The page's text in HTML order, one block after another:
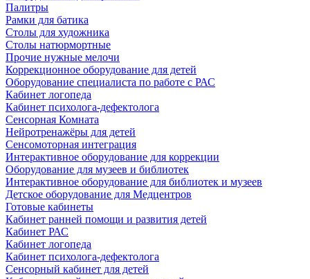
Палитры
Рамки для батика
Столы для художника
Столы натюрмортные
Прочие нужные мелочи
Коррекционное оборудование для детей
Оборудование специалиста по работе с РАС
Кабинет логопеда
Кабинет психолога-дефектолога
Сенсорная Комната
Нейротренажёры для детей
Сенсомоторная интеграция
Интерактивное оборудование для коррекции
Оборудование для музеев и библиотек
Интерактивное оборудование для библиотек и музеев
Детское оборудование для Медцентров
Готовые кабинеты
Кабинет ранней помощи и развития детей
Кабинет РАС
Кабинет логопеда
Кабинет психолога-дефектолога
Сенсорный кабинет для детей